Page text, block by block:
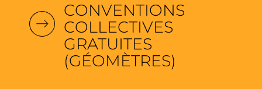
CONVENTIONS
COLLECTIVES
GRATUITES
(GÉOMÈTRES)